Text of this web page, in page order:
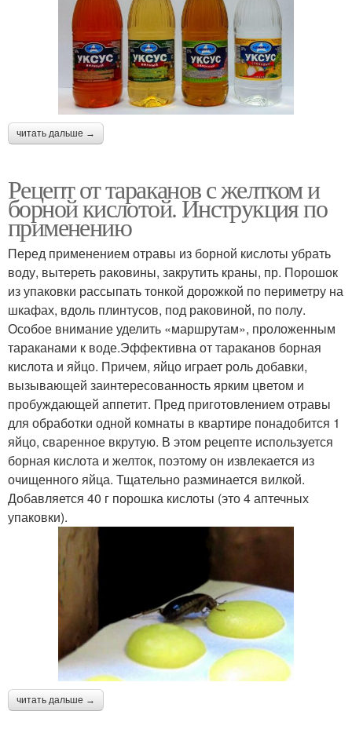
читать дальше →
Рецепт от тараканов с желтком и
борной кислотой. Инструкция по
применению
Перед применением отравы из борной кислоты убрать
воду, вытереть раковины, закрутить краны, пр. Порошок
из упаковки рассыпать тонкой дорожкой по периметру на
шкафах, вдоль плинтусов, под раковиной, по полу.
Особое внимание уделить «маршрутам», проложенным
тараканами к воде.Эффективна от тараканов борная
кислота и яйцо. Причем, яйцо играет роль добавки,
вызывающей заинтересованность ярким цветом и
пробуждающей аппетит. Пред приготовлением отравы
для обработки одной комнаты в квартире понадобится 1
яйцо, сваренное вкрутую. В этом рецепте используется
борная кислота и желток, поэтому он извлекается из
очищенного яйца. Тщательно разминается вилкой.
Добавляется 40 г порошка кислоты (это 4 аптечных
упаковки).
читать дальше →